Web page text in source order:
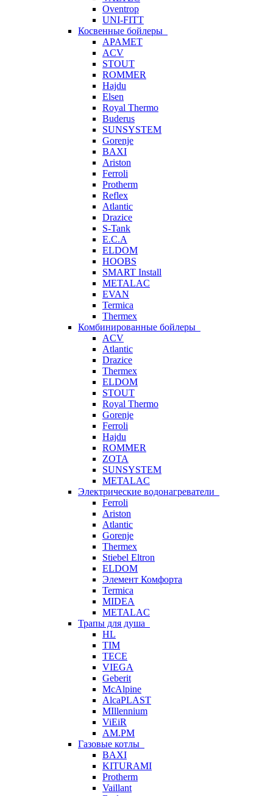
Oventrop
UNI-FITT
Косвенные бойлеры
APAMET
ACV
STOUT
ROMMER
Hajdu
Elsen
Royal Thermo
Buderus
SUNSYSTEM
Gorenje
BAXI
Ariston
Ferroli
Protherm
Reflex
Atlantic
Drazice
S-Tank
E.C.A
ELDOM
HOOBS
SMART Install
METALAC
EVAN
Termica
Thermex
Комбинированные бойлеры
ACV
Atlantic
Drazice
Thermex
ELDOM
STOUT
Royal Thermo
Gorenje
Ferroli
Hajdu
ROMMER
ZOTA
SUNSYSTEM
METALAC
Электрические водонагреватели
Ferroli
Ariston
Atlantic
Gorenje
Thermex
Stiebel Eltron
ELDOM
Элемент Комфорта
Termica
MIDEA
METALAC
Трапы для душа
HL
TIM
TECE
VIEGA
Geberit
McAlpine
AlcaPLAST
MIllennium
ViEiR
AM.PM
Газовые котлы
BAXI
KITURAMI
Protherm
Vaillant